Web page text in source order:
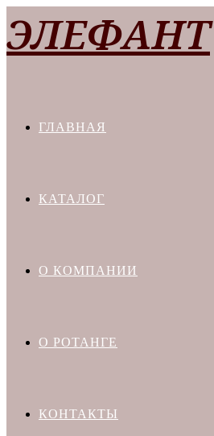
к
содержимому
ЭЛЕФАНТ
ГЛАВНАЯ
КАТАЛОГ
О КОМПАНИИ
О РОТАНГЕ
КОНТАКТЫ